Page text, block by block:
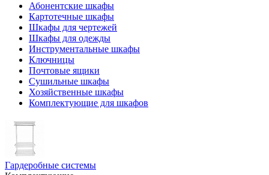
Абонентские шкафы
Картотечные шкафы
Шкафы для чертежей
Шкафы для одежды
Инструментальные шкафы
Ключницы
Почтовые ящики
Сушильные шкафы
Хозяйственные шкафы
Комплектующие для шкафов
Гардеробные системы